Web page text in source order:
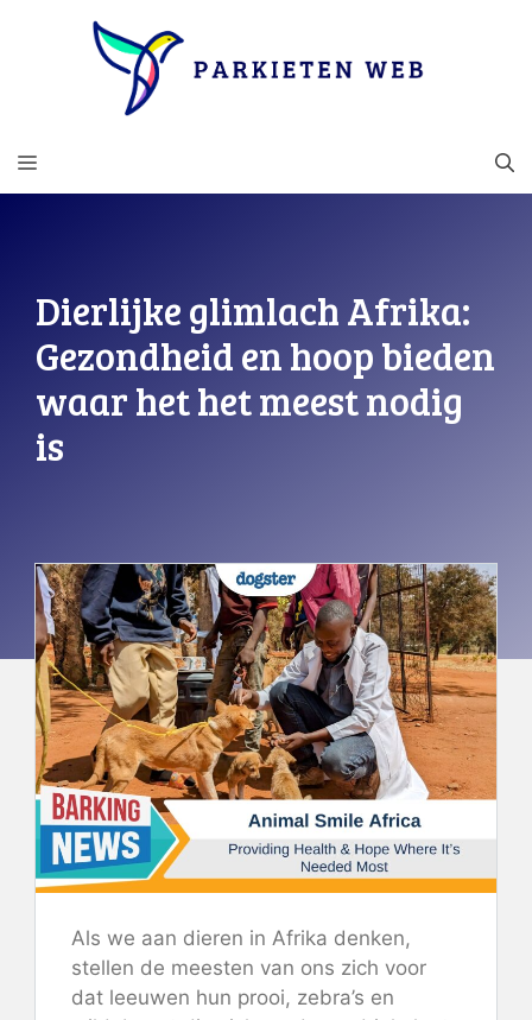
MENU
Dierlijke glimlach Afrika:
Gezondheid en hoop bieden
waar het het meest nodig
is
Als we aan dieren in Afrika denken,
stellen de meesten van ons zich voor
dat leeuwen hun prooi, zebra’s en